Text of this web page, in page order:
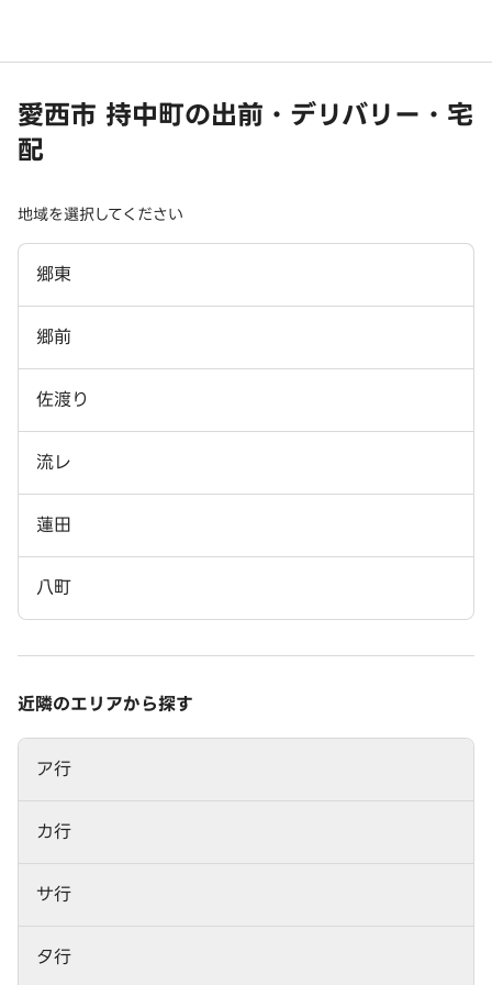
愛西市 持中町の出前・デリバリー・宅
配
地域を選択してください
郷東
郷前
佐渡り
流レ
蓮田
八町
近隣のエリアから探す
ア行
カ行
サ行
タ行